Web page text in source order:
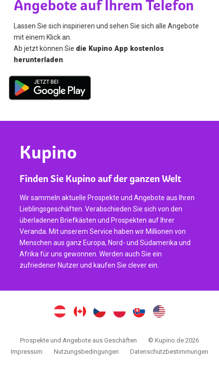
Angebote auf Ihrem Telefon
Lassen Sie sich inspirieren und sehen Sie sich alle Angebote
mit einem Klick an.
Ab jetzt können Sie die Kupino App kostenlos
herunterladen
Kupino
Finden Sie Kupino auf der ganzen Welt
Wir sammeln aktuelle Prospekte und Angebote aus Ihren
Lieblingsgeschäften. Verabschieden Sie sich von den
überladenen Briefkästen und Prospekten auf Ihrer
Veranda. Mit unserem Service haben wir Millionen von
Menschen aus ganz Europa, Nord- und Südamerika und
Afrika für uns gewonnen. Werden auch Sie ein
zufriedener Nutzer und kaufen Sie clever ein.
Prospekte und Angebote aus Geschäften
© Kupino.de 2026
Impressum
Nutzungsbedingungen Datenschutzbestimmungen